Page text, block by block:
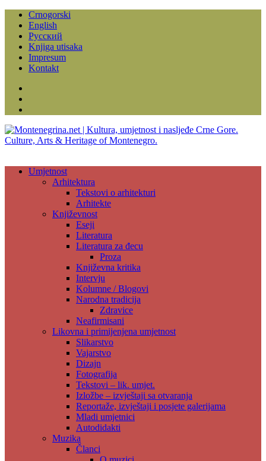
Crnogorski
English
Русский
Knjiga utisaka
Impresum
Kontakt
Umjetnost
Arhitektura
Tekstovi o arhitekturi
Arhitekte
Književnost
Eseji
Literatura
Literatura za đecu
Proza
Književna kritika
Intervju
Kolumne / Blogovi
Narodna tradicija
Zdravice
Neafirmisani
Likovna i primijenjena umjetnost
Slikarstvo
Vajarstvo
Dizajn
Fotografija
Tekstovi – lik. umjet.
Izložbe – izvještaji sa otvaranja
Reportaže, izvještaji i posjete galerijama
Mladi umjetnici
Autodidakti
Muzika
Članci